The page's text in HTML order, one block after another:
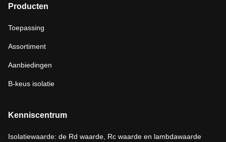
Producten
Toepassing
Assortiment
Aanbiedingen
B-keus isolatie
Kenniscentrum
Isolatiewaarde: de Rd waarde, Rc waarde en lambdawaarde